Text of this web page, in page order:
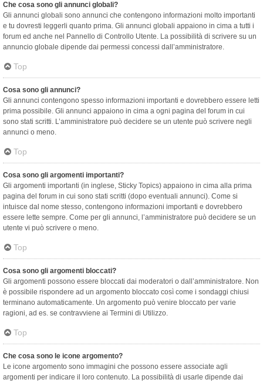
Che cosa sono gli annunci globali?
Gli annunci globali sono annunci che contengono informazioni molto importanti
e tu dovresti leggerli quanto prima. Gli annunci globali appaiono in cima a tutti i
forum ed anche nel Pannello di Controllo Utente. La possibilità di scrivere su un
annuncio globale dipende dai permessi concessi dall’amministratore.
Top
Cosa sono gli annunci?
Gli annunci contengono spesso informazioni importanti e dovrebbero essere letti
prima possibile. Gli annunci appaiono in cima a ogni pagina del forum in cui
sono stati scritti. L’amministratore può decidere se un utente può scrivere negli
annunci o meno.
Top
Cosa sono gli argomenti importanti?
Gli argomenti importanti (in inglese, Sticky Topics) appaiono in cima alla prima
pagina del forum in cui sono stati scritti (dopo eventuali annunci). Come si
intuisce dal nome stesso, contengono informazioni importanti e dovrebbero
essere lette sempre. Come per gli annunci, l’amministratore può decidere se un
utente vi può scrivere o meno.
Top
Cosa sono gli argomenti bloccati?
Gli argomenti possono essere bloccati dai moderatori o dall’amministratore. Non
è possibile rispondere ad un argomento bloccato così come i sondaggi chiusi
terminano automaticamente. Un argomento può venire bloccato per varie
ragioni, ad es. se contravviene ai Termini di Utilizzo.
Top
Che cosa sono le icone argomento?
Le icone argomento sono immagini che possono essere associate agli
argomenti per indicare il loro contenuto. La possibilità di usarle dipende dai